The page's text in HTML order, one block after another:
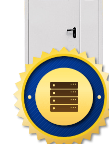
Работаем без
+7
8 (800)
ПОИСК:
ПРЕМИАЛЬНЫЕ